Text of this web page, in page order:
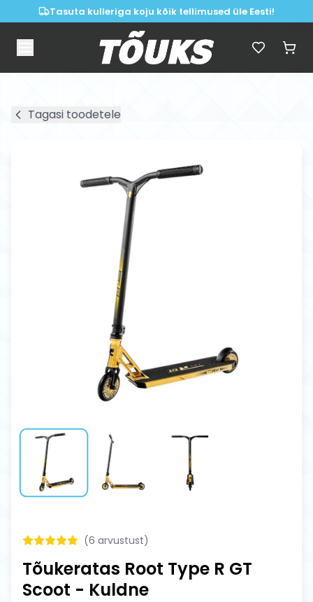
Tasuta kulleriga koju kõik tellimused üle Eesti!
Tagasi toodetele
(6 arvustust)
Tõukeratas Root Type R GT
Scoot - Kuldne